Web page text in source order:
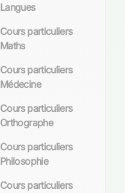
Langues
Cours particuliers
Maths
Cours particuliers
Médecine
Cours particuliers
Orthographe
Cours particuliers
Philosophie
Cours particuliers